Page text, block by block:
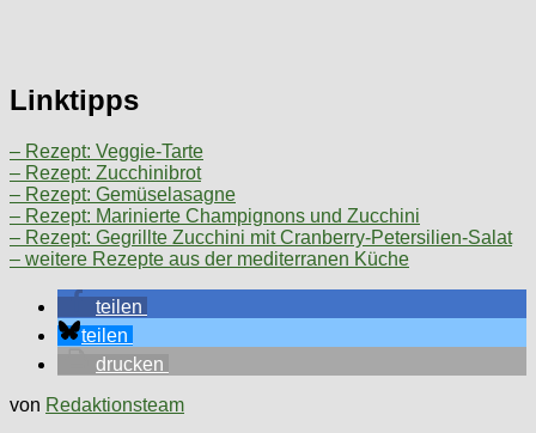
Linktipps
– Rezept: Veggie-Tarte
– Rezept: Zucchinibrot
– Rezept: Gemüselasagne
– Rezept: Marinierte Champignons und Zucchini
– Rezept: Gegrillte Zucchini mit Cranberry-Petersilien-Salat
– weitere Rezepte aus der mediterranen Küche
teilen
teilen
drucken
von Redaktionsteam